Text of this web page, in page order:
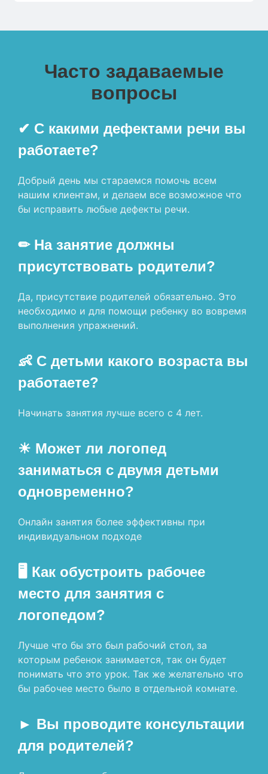
Часто задаваемые
вопросы
✔ С какими дефектами речи вы
работаете?
Добрый день мы стараемся помочь всем
нашим клиентам, и делаем все возможное что
бы исправить любые дефекты речи.
✏ На занятие должны
присутствовать родители?
Да, присутствие родителей обязательно. Это
необходимо и для помощи ребенку во вовремя
выполнения упражнений.
👶 С детьми какого возраста вы
работаете?
Начинать занятия лучше всего с 4 лет.
☀ Может ли логопед
заниматься с двумя детьми
одновременно?
Онлайн занятия более эффективны при
индивидуальном подходе
🖥 Как обустроить рабочее
место для занятия с
логопедом?
Лучше что бы это был рабочий стол, за
которым ребенок занимается, так он будет
понимать что это урок. Так же желательно что
бы рабочее место было в отдельной комнате.
► Вы проводите консультации
для родителей?